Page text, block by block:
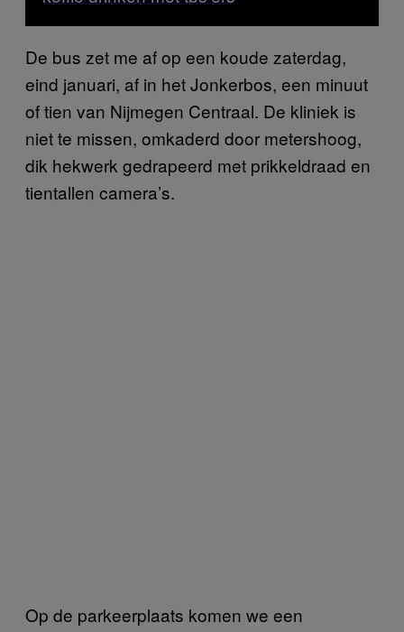
De bus zet me af op een koude zaterdag,
eind januari, af in het Jonkerbos, een minuut
of tien van Nijmegen Centraal. De kliniek is
niet te missen, omkaderd door metershoog,
dik hekwerk gedrapeerd met prikkeldraad en
tientallen camera’s.
Op de parkeerplaats komen we een